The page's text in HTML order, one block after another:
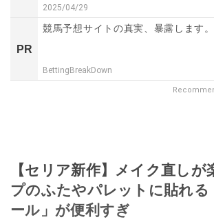
2025/04/29
PR
競馬予想サイトの真実、暴露します。
BettingBreakDown
【セリア新作】メイク直しが
プのふたやパレットに貼れる
ール」が便利すぎ